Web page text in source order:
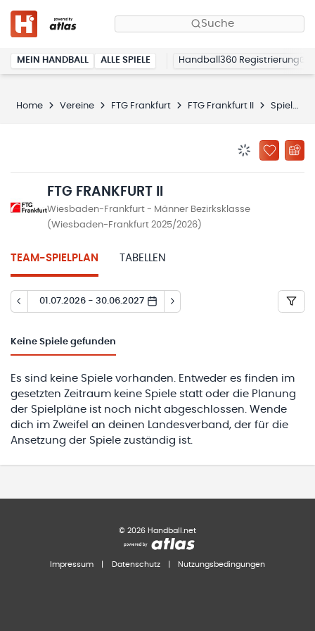
Suche
MEIN HANDBALL ALLE SPIELE Handball360 Registrierung
Home Vereine FTG Frankfurt FTG Frankfurt II Spielplan
ZU
FTG FRANKFURT II
Wiesbaden-Frankfurt - Männer Bezirksklasse
(Wiesbaden-Frankfurt 2025/2026)
TEAM-SPIELPLAN TABELLEN
01.07.2026 - 30.06.2027
Keine Spiele gefunden
Es sind keine Spiele vorhanden. Entweder es finden im
gesetzten Zeitraum keine Spiele statt oder die Planung
der Spielpläne ist noch nicht abgeschlossen. Wende
dich im Zweifel an deinen Landesverband, der für die
Ansetzung der Spiele zuständig ist.
© 2026 Handball.net
Impressum Datenschutz Nutzungsbedingungen